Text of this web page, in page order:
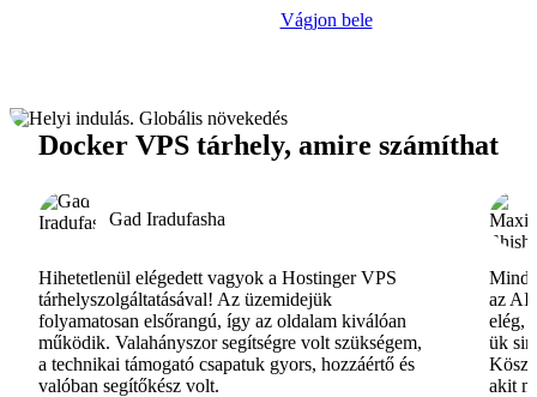
Vágjon bele
Docker VPS tárhely, amire számíthat
Gad Iradufasha
Hihetetlenül elégedett vagyok a Hostinger VPS
tárhelyszolgáltatásával! Az üzemidejük
folyamatosan elsőrangú, így az oldalam kiválóan
működik. Valahányszor segítségre volt szükségem,
a technikai támogató csapatuk gyors, hozzáértő és
valóban segítőkész volt.
az AI-
elég,
ük
akit